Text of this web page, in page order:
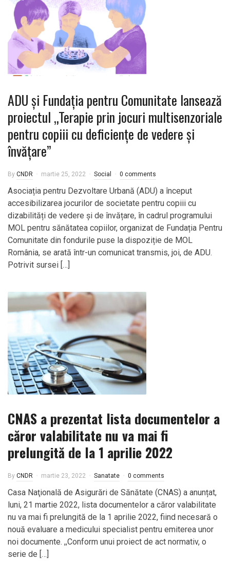
ADU și Fundația pentru Comunitate lansează
proiectul „Terapie prin jocuri multisenzoriale
pentru copiii cu deficiențe de vedere și
învățare”
By CNDR martie 25, 2022 Social 0 comments
Asociația pentru Dezvoltare Urbană (ADU) a început
accesibilizarea jocurilor de societate pentru copiii cu
dizabilități de vedere și de învățare, în cadrul programului
MOL pentru sănătatea copiilor, organizat de Fundația Pentru
Comunitate din fondurile puse la dispoziție de MOL
România, se arată într-un comunicat transmis, joi, de ADU.
Potrivit sursei […]
CNAS a prezentat lista documentelor a
căror valabilitate nu va mai fi
prelungită de la 1 aprilie 2022
By CNDR martie 23, 2022 Sanatate 0 comments
Casa Naţională de Asigurări de Sănătate (CNAS) a anunțat,
luni, 21 martie 2022, lista documentelor a căror valabilitate
nu va mai fi prelungită de la 1 aprilie 2022, fiind necesară o
nouă evaluare a medicului specialist pentru emiterea unor
noi documente. ,,Conform unui proiect de act normativ, o
serie de […]